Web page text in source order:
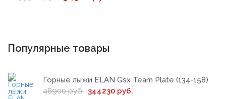
Популярные товары
Горные лыжи ELAN Gsx Team Plate (134-158)
48900 руб. 344230 руб.